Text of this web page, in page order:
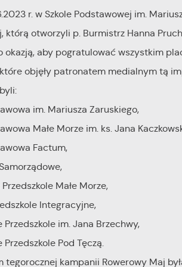
r. w Szkole Podstawowej im.
którą otworzyli p. Burmistrz Hanna
okazją, aby pogratulować wszystkim
objęły patronatem medialnym tą
im. Mariusza Zaruskiego,
Małe Morze im. ks. Jana
Factum,
Małe Morze,
Integracyjne,
im. Jana Brzechwy,
Pod Tęczą.
tegorocznej kampanii Rowerowy Maj